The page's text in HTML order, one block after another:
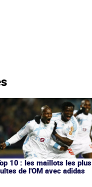
10 : les maillots les plus
de l'OM avec adidas